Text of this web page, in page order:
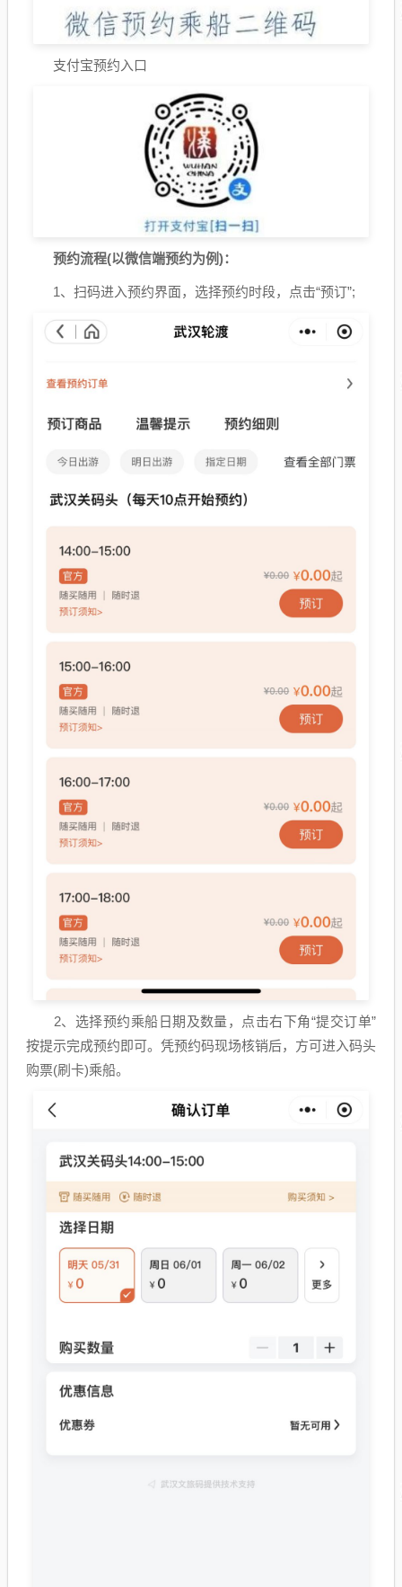
支付宝预约入口
预约流程(以微信端预约为例)：
1、扫码进入预约界面，选择预约时段，点击“预订”;
2、选择预约乘船日期及数量，点击右下角“提交订单”
按提示完成预约即可。凭预约码现场核销后，方可进入码头
购票(刷卡)乘船。